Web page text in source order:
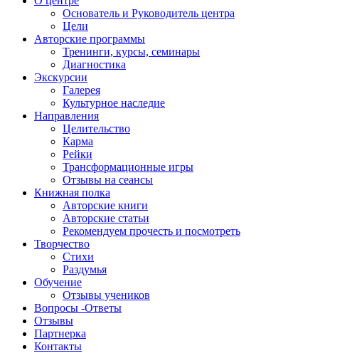
Основатель и Руководитель центра
Цели
Авторские программы
Тренинги, курсы, семинары
Диагностика
Экскурсии
Галерея
Культурное наследие
Направления
Целительство
Карма
Рейки
Трансформационные игры
Отзывы на сеансы
Книжная полка
Авторские книги
Авторские статьи
Рекомендуем прочесть и посмотреть
Творчество
Стихи
Раздумья
Обучение
Отзывы учеников
Вопросы -Ответы
Отзывы
Партнерка
Контакты